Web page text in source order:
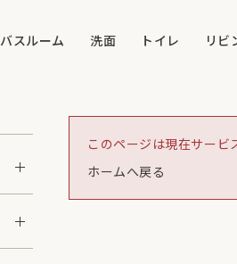
バスルーム 洗面 トイレ リビ
このページは現在サービ
ホームへ戻る